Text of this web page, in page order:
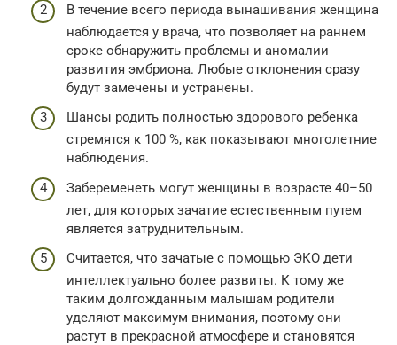
В течение всего периода вынашивания женщина
наблюдается у врача, что позволяет на раннем
сроке обнаружить проблемы и аномалии
развития эмбриона. Любые отклонения сразу
будут замечены и устранены.
Шансы родить полностью здорового ребенка
стремятся к 100 %, как показывают многолетние
наблюдения.
Забеременеть могут женщины в возрасте 40–50
лет, для которых зачатие естественным путем
является затруднительным.
Считается, что зачатые с помощью ЭКО дети
интеллектуально более развиты. К тому же
таким долгожданным малышам родители
уделяют максимум внимания, поэтому они
растут в прекрасной атмосфере и становятся